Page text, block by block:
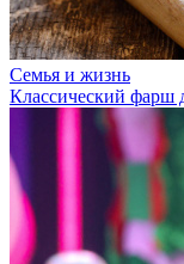
Семья и жизнь
Классический фарш